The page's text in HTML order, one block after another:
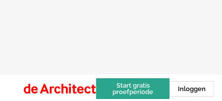
Start gratis
proefperiode
Inloggen